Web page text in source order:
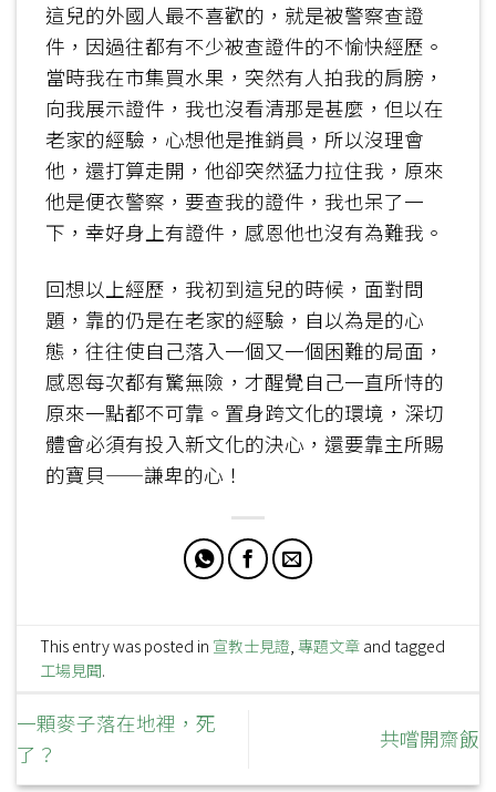
這兒的外國人最不喜歡的，就是被警察查證
件，因過往都有不少被查證件的不愉快經歷。
當時我在市集買水果，突然有人拍我的肩膀，
向我展示證件，我也沒看清那是甚麼，但以在
老家的經驗，心想他是推銷員，所以沒理會
他，還打算走開，他卻突然猛力拉住我，原來
他是便衣警察，要查我的證件，我也呆了一
下，幸好身上有證件，感恩他也沒有為難我。
回想以上經歷，我初到這兒的時候，面對問
題，靠的仍是在老家的經驗，自以為是的心
態，往往使自己落入一個又一個困難的局面，
感恩每次都有驚無險，才醒覺自己一直所恃的
原來一點都不可靠。置身跨文化的環境，深切
體會必須有投入新文化的決心，還要靠主所賜
的寶貝——謙卑的心！
This entry was posted in 宣教士見證 ,專題文章 and tagged
工場見聞.
一顆麥子落在地裡，死
了？
共嚐開齋飯